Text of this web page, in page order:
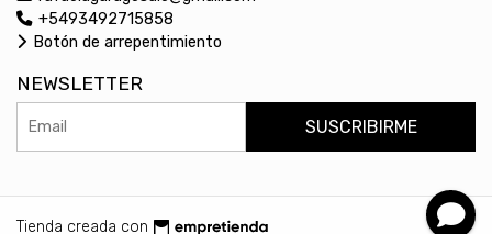
+5493492715858
Botón de arrepentimiento
NEWSLETTER
SUSCRIBIRME
Tienda creada con